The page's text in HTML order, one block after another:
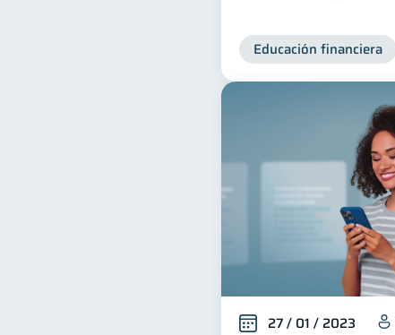
Educación financiera
27 / 01 / 2023